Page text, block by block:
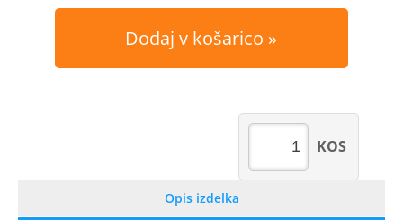
Dodaj v košarico
KOS
Opis izdelka